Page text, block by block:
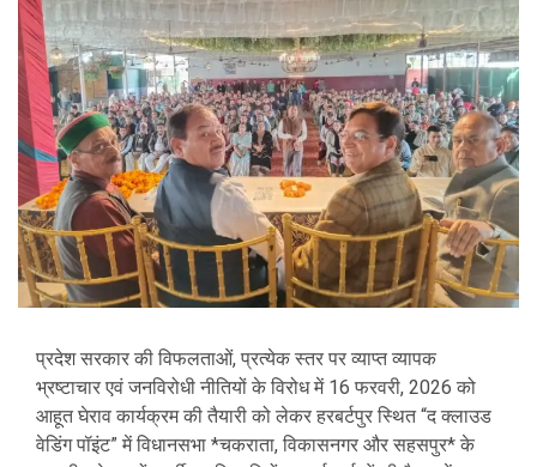
प्रदेश सरकार की विफलताओं, प्रत्येक स्तर पर व्याप्त व्यापक
भ्रष्टाचार एवं जनविरोधी नीतियों के विरोध में 16 फरवरी, 2026 को
आहूत घेराव कार्यक्रम की तैयारी को लेकर हरबर्टपुर स्थित “द क्लाउड
वेडिंग पॉइंट” में विधानसभा *चकराता, विकासनगर और सहसपुर* के